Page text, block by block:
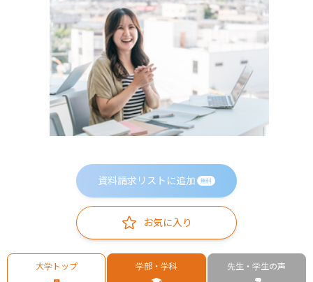
資料請求リストに追加 無料
お気に入り
大学トップ 学部・学科 先生・学生の声